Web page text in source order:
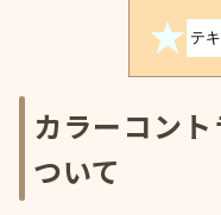
カラーコン
ついて